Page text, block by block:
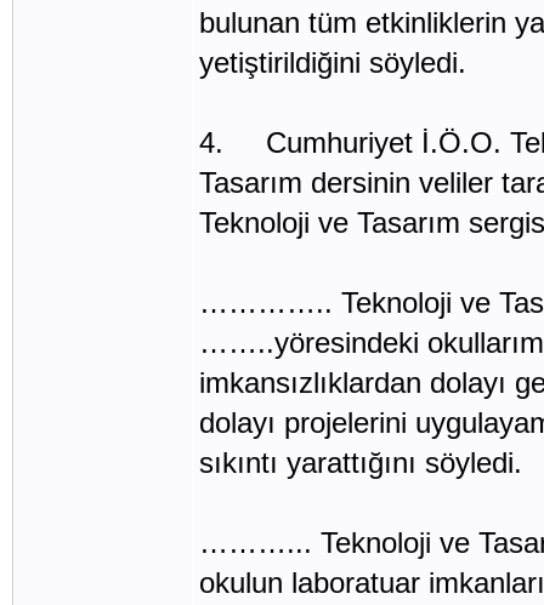
bulunan tüm etkinliklerin
yetiştirildiğini söyledi.
4. Cumhuriyet İ.Ö.O.
Tasarım dersinin veliler
Teknoloji ve Tasarım
………….. Teknoloji ve
……..yöresindeki
imkansızlıklardan dolayı
dolayı projelerini
sıkıntı yarattığını söyledi.
………... Teknoloji ve
okulun laboratuar